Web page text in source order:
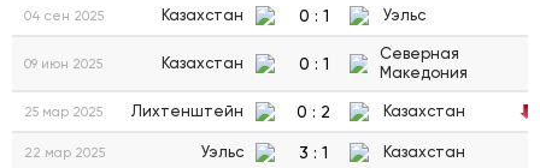
04 сен 2025 Казахстан 0 : 1 Уэльс
09 июн 2025 Казахстан 0 : 1
Северная
Македония
25 мар 2025 Лихтенштейн 0 : 2 Казахстан
22 мар 2025 Уэльс 3 : 1 Казахстан